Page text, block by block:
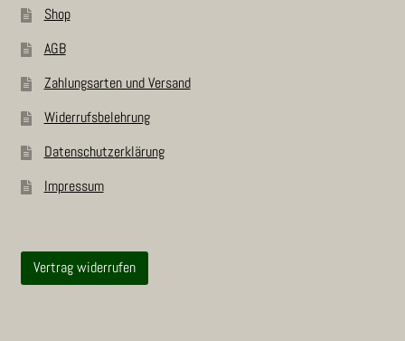
Shop
AGB
Zah­lungs­ar­ten und Versand
Wider­rufs­be­leh­rung
Daten­schutz­er­klä­rung
Impres­sum
Vertrag widerrufen